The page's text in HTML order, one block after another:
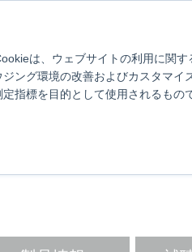
は、ウェブサイトの利用に関
ング環境の改善およびカスタマイ
指標を目的として使用されるもの